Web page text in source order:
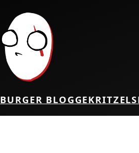
BURGER BLOGGEKRITZEL